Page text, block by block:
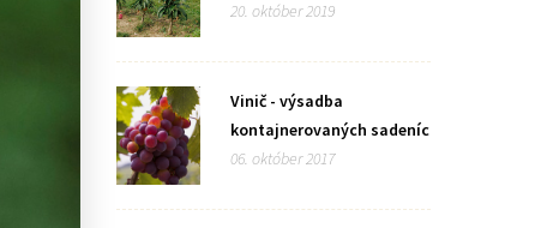
20. október 2019
Vinič - výsadba
kontajnerovaných sadeníc
06. október 2017